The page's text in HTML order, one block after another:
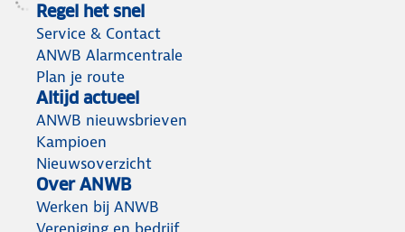
Regel het snel
Service & Contact
ANWB Alarmcentrale
Plan je route
Altijd actueel
ANWB nieuwsbrieven
Kampioen
Nieuwsoverzicht
Over ANWB
Werken bij ANWB